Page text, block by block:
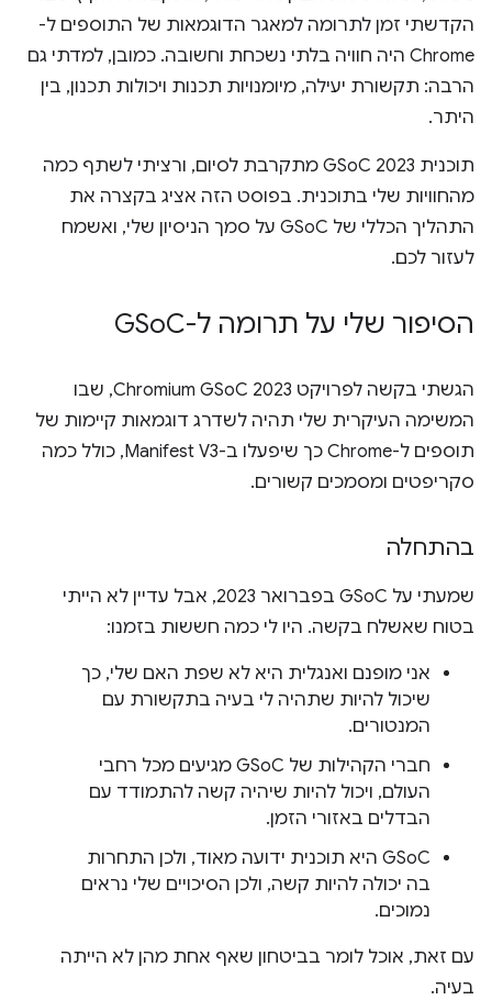
הקדשתי זמן לתרומה למאגר הדוגמאות של התוספים ל-
Chrome היה חוויה בלתי נשכחת וחשובה. כמובן, למדתי גם
הרבה: תקשורת יעילה, מיומנויות תכנות ויכולות תכנון, בין
היתר.
תוכנית GSoC 2023 מתקרבת לסיום, ורציתי לשתף כמה
מהחוויות שלי בתוכנית. בפוסט הזה אציג בקצרה את
התהליך הכללי של GSoC על סמך הניסיון שלי, ואשמח
לעזור לכם.
הסיפור שלי על תרומה ל-GSoC
הגשתי בקשה לפרויקט Chromium GSoC 2023, שבו
המשימה העיקרית שלי תהיה לשדרג דוגמאות קיימות של
תוספים ל-Chrome כך שיפעלו ב-Manifest V3, כולל כמה
סקריפטים ומסמכים קשורים.
בהתחלה
שמעתי על GSoC בפברואר 2023, אבל עדיין לא הייתי
בטוח שאשלח בקשה. היו לי כמה חששות בזמנו:
אני מופנם ואנגלית היא לא שפת האם שלי, כך
שיכול להיות שתהיה לי בעיה בתקשורת עם
המנטורים.
חברי הקהילות של GSoC מגיעים מכל רחבי
העולם, ויכול להיות שיהיה קשה להתמודד עם
הבדלים באזורי הזמן.
GSoC היא תוכנית ידועה מאוד, ולכן התחרות
בה יכולה להיות קשה, ולכן הסיכויים שלי נראים
נמוכים.
עם זאת, אוכל לומר בביטחון שאף אחת מהן לא הייתה
בעיה.